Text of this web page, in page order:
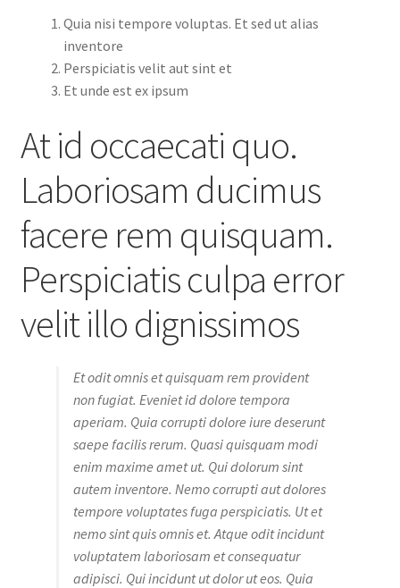
Quia nisi tempore voluptas. Et sed ut alias
inventore
Perspiciatis velit aut sint et
Et unde est ex ipsum
At id occaecati quo.
Laboriosam ducimus
facere rem quisquam.
Perspiciatis culpa error
velit illo dignissimos
Et odit omnis et quisquam rem provident
non fugiat. Eveniet id dolore tempora
aperiam. Quia corrupti dolore iure deserunt
saepe facilis rerum. Quasi quisquam modi
enim maxime amet ut. Qui dolorum sint
autem inventore. Nemo corrupti aut dolores
tempore voluptates fuga perspiciatis. Ut et
nemo sint quis omnis et. Atque odit incidunt
voluptatem laboriosam et consequatur
adipisci. Qui incidunt ut dolor ut eos. Quia